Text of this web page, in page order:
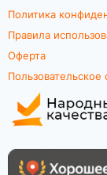
Политика
Правила
Оферта
Пользовательское